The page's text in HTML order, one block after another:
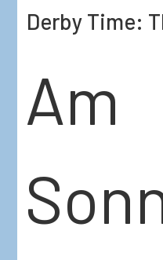
Derby Time:
Am